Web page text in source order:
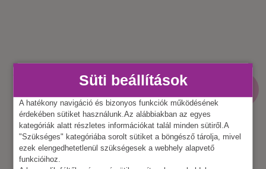
További bejegyzések
MÉG TÖBB
BEJEGYZÉS
Süti beállítások
A hatékony navigáció és bizonyos funkciók működésének
érdekében sütiket használunk.Az alábbiakban az egyes
kategóriák alatt részletes információkat talál minden sütiről.A
"Szükséges" kategóriába sorolt sütiket a böngésző tárolja, mivel
ezek elengedhetetlenül szükségesek a webhely alapvető
funkcióihoz.